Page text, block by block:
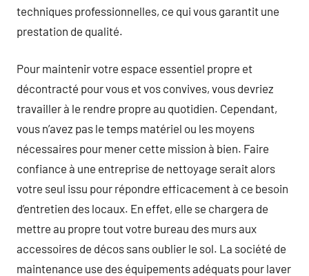
techniques professionnelles, ce qui vous garantit une
prestation de qualité.
Pour maintenir votre espace essentiel propre et
décontracté pour vous et vos convives, vous devriez
travailler à le rendre propre au quotidien. Cependant,
vous n’avez pas le temps matériel ou les moyens
nécessaires pour mener cette mission à bien. Faire
confiance à une entreprise de nettoyage serait alors
votre seul issu pour répondre efficacement à ce besoin
d’entretien des locaux. En effet, elle se chargera de
mettre au propre tout votre bureau des murs aux
accessoires de décos sans oublier le sol. La société de
maintenance use des équipements adéquats pour laver